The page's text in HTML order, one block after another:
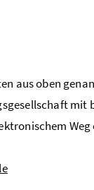
aus oben
mit
Weg